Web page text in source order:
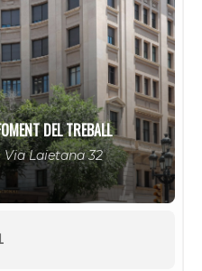
DEL TREBALL
Via Laietana 32